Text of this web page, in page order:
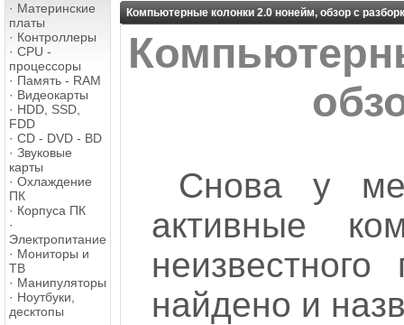
· Материнские
платы
· Контроллеры
· CPU -
процессоры
· Память - RAM
· Видеокарты
· HDD, SSD,
FDD
· CD - DVD - BD
· Звуковые
карты
· Охлаждение
ПК
· Корпуса ПК
·
Электропитание
· Мониторы и
ТВ
· Манипуляторы
· Ноутбуки,
десктопы
Компьютерные колонки 2.0 нонейм, обзор с
Снова у
активные
найдено и